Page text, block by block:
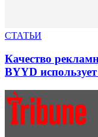
СТАТЬИ
Качество
BYYD